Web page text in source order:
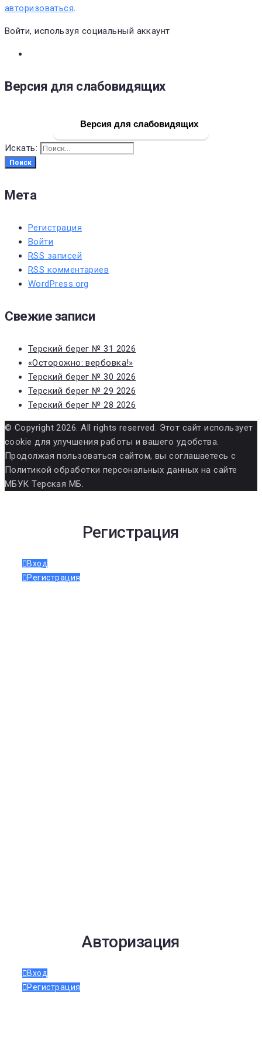
авторизоваться.
Войти, используя социальный аккаунт
Версия для слабовидящих
Версия для слабовидящих
Искать:
Поиск
Мета
Регистрация
Войти
RSS записей
RSS комментариев
WordPress.org
Свежие записи
Терский берег № 31 2026
«Осторожно: вербовка!»
Терский берег № 30 2026
Терский берег № 29 2026
Терский берег № 28 2026
© Copyright 2026. All rights reserved. Этот сайт использует
cookie для улучшения работы и вашего удобства.
Продолжая пользоваться сайтом, вы соглашаетесь с
Политикой обработки персональных данных на сайте
МБУК Терская МБ.
Регистрация
Вход
Регистрация
Авторизация
Вход
Регистрация